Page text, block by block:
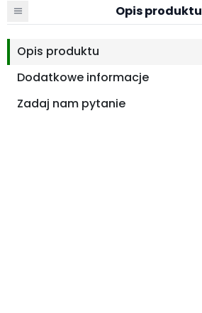
Opis produktu
Opis produktu
Dodatkowe informacje
Zadaj nam pytanie